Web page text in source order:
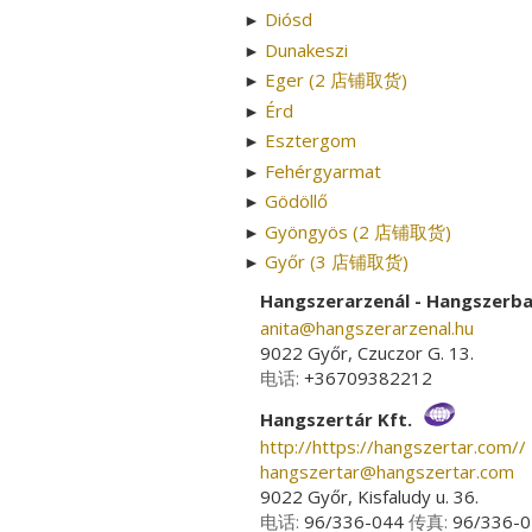
► Diósd
► Dunakeszi
► Eger (2 店铺取货)
► Érd
► Esztergom
► Fehérgyarmat
► Gödöllő
► Gyöngyös (2 店铺取货)
► Győr (3 店铺取货)
Hangszerarzenál -
anita­@­hangszerarzenal.hu
9022 Győr, Czuczor G. 13.
电话: +36709382212
Hangszertár Kft.
http://https://hangszertar.com//
hangszertar­@­hangszertar.com
9022 Győr, Kisfaludy u. 36.
电话: 96/336-044 传真: 96/336-